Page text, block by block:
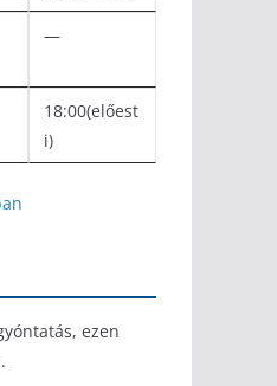
—
18:00(előest
i)
ezen